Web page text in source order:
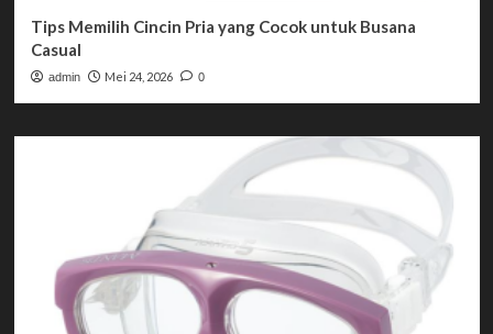
Tips Memilih Cincin Pria yang Cocok untuk Busana
Casual
admin Mei 24, 2026 0